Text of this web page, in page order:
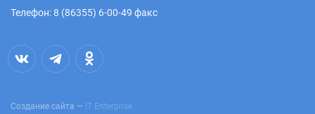
Телефон: 8 (86355) 6-00-49 факс
Создание сайта — IT Enterprise